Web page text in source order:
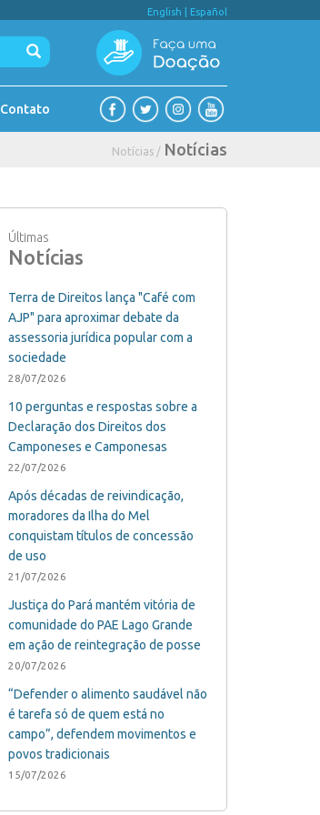
English Español
Contato
Notícias / Notícias
Últimas
Notícias
Terra de Direitos lança "Café com
AJP" para aproximar debate da
assessoria jurídica popular com a
sociedade
28/07/2026
10 perguntas e respostas sobre a
Declaração dos Direitos dos
Camponeses e Camponesas
22/07/2026
Após décadas de reivindicação,
moradores da Ilha do Mel
conquistam títulos de concessão
de uso
21/07/2026
Justiça do Pará mantém vitória de
comunidade do PAE Lago Grande
em ação de reintegração de posse
20/07/2026
“Defender o alimento saudável não
é tarefa só de quem está no
campo”, defendem movimentos e
povos tradicionais
15/07/2026